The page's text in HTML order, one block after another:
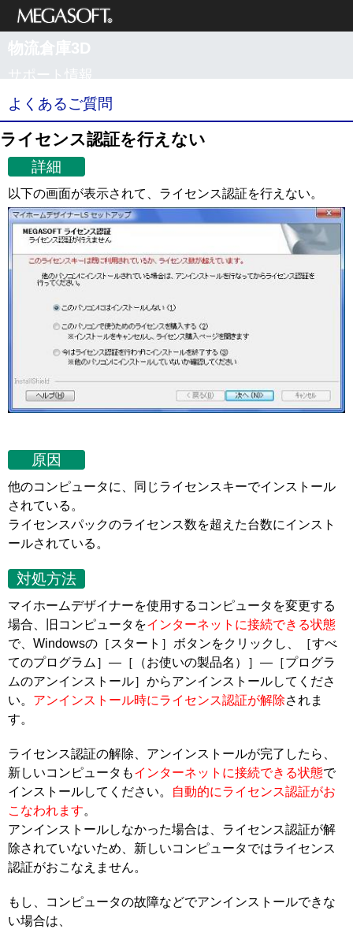
メガソフト株式
会社
物流倉庫3D
サポート情報
よくあるご質問
ライセンス認証を行えない
詳細
以下の画面が表示されて、ライセンス認証を行えない。
原因
他のコンピュータに、同じライセンスキーでインストール
されている。
ライセンスパックのライセンス数を超えた台数にインスト
ールされている。
対処方法
マイホームデザイナーを使用するコンピュータを変更する
場合、旧コンピュータをインターネットに接続できる状態
で、Windowsの［スタート］ボタンをクリックし、［すべ
てのプログラム］―［（お使いの製品名）］―［プログラ
ムのアンインストール］からアンインストールしてくださ
い。 アンインストール時にライセンス認証が解除されま
す。
ライセンス認証の解除、アンインストールが完了したら、
新しいコンピュータもインターネットに接続できる状態で
インストールしてください。
自動的にライセンス認証がお
こなわれます。
アンインストールしなかった場合は、ライセンス認証が解
除されていないため、新しいコンピュータではライセンス
認証がおこなえません。
もし、コンピュータの故障などでアンインストールできな
い場合は、